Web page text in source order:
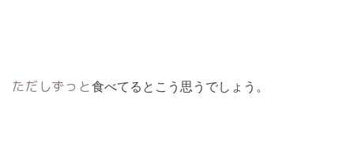
ただしずっと食べてるとこう思うでしょう。